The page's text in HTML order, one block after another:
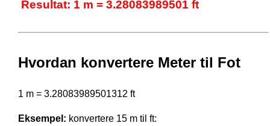
Resultat: 1 m = 3.28083989501 ft
Hvordan konvertere Meter til Fot
1 m = 3.28083989501312 ft
Eksempel: konvertere 15 m til ft: